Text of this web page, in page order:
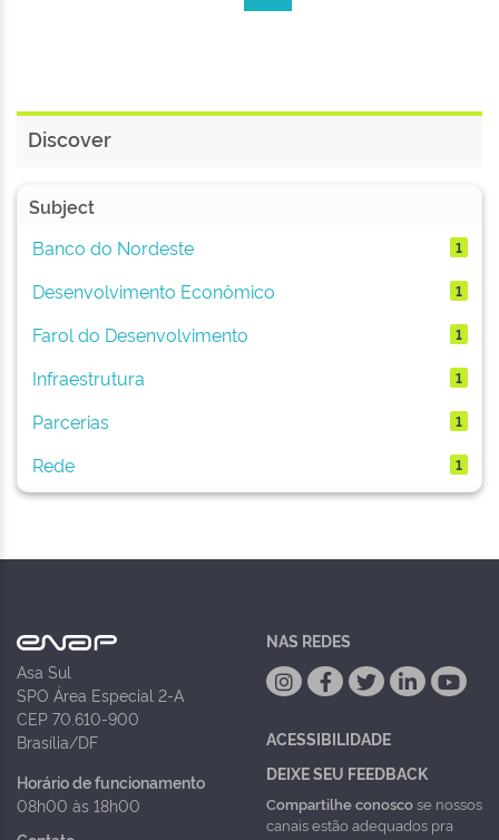
Discover
Subject
Banco do Nordeste
1
Desenvolvimento Econômico 1
Farol do Desenvolvimento 1
Infraestrutura 1
Parcerias 1
Rede 1
Asa Sul
SPO Área Especial 2-A
CEP 70.610-900
Brasília/DF
Horário de funcionamento
08h00 às 18h00
NAS REDES
ACESSIBILIDADE
DEIXE SEU FEEDBACK
Compartilhe conoscose nossos
canais estão adequados pra